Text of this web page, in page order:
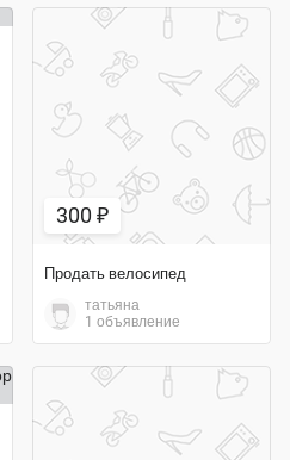
300 ₽
Продать велосипед
татьяна
1 объявление